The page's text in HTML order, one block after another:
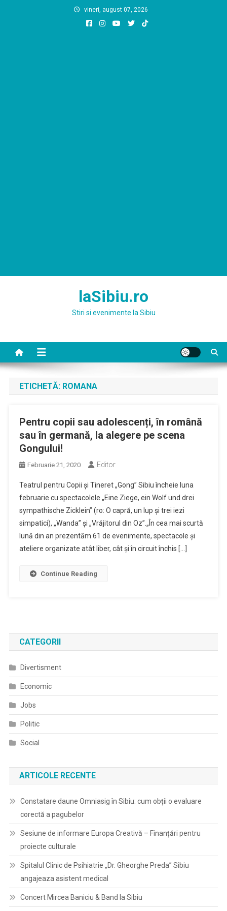
vineri, august 07, 2026
laSibiu.ro
Stiri si evenimente la Sibiu
ETICHETĂ: ROMANA
Pentru copii sau adolescenți, în română
sau în germană, la alegere pe scena
Gongului!
Februarie 21, 2020 Editor
Teatrul pentru Copii și Tineret „Gong” Sibiu încheie luna
februarie cu spectacolele „Eine Ziege, ein Wolf und drei
sympathische Zicklein” (ro: O capră, un lup și trei iezi
simpatici), „Wanda” și „Vrăjitorul din Oz”.„În cea mai scurtă
lună din an prezentăm 61 de evenimente, spectacole și
ateliere organizate atât liber, cât și în circuit închis […]
Continue Reading
CATEGORII
Divertisment
Economic
Jobs
Politic
Social
ARTICOLE RECENTE
Constatare daune Omniasig în Sibiu: cum obții o evaluare
corectă a pagubelor
Sesiune de informare Europa Creativă – Finanțări pentru
proiecte culturale
Spitalul Clinic de Psihiatrie „Dr. Gheorghe Preda” Sibiu
angajeaza asistent medical
Concert Mircea Baniciu & Band la Sibiu